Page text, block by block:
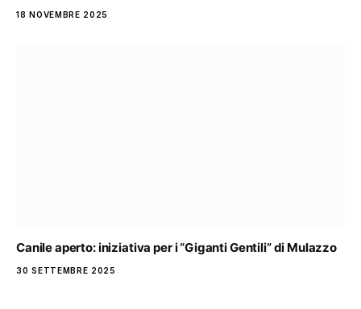
18 NOVEMBRE 2025
Canile aperto: iniziativa per i “Giganti Gentili” di Mulazzo
30 SETTEMBRE 2025